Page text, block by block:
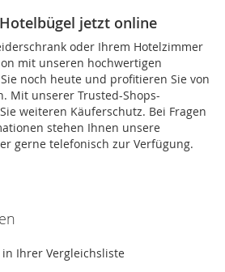
jetzt online
oder Ihrem Hotelzimmer
mit unseren hochwertigen
noch heute und profitieren Sie von
Mit unserer Trusted-Shops-
weiteren Käuferschutz. Bei Fragen
stehen Ihnen unsere
gerne telefonisch zur Verfügung.
Ihrer Vergleichsliste